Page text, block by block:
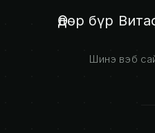
Өдөр бүр
Шинэ вэб